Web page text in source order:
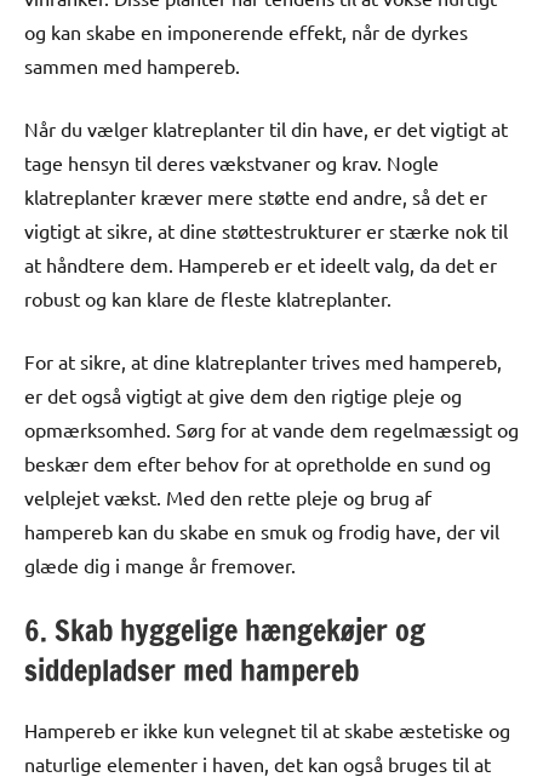
og kan skabe en imponerende effekt, når de dyrkes
sammen med hampereb.
Når du vælger klatreplanter til din have, er det vigtigt at
tage hensyn til deres vækstvaner og krav. Nogle
klatreplanter kræver mere støtte end andre, så det er
vigtigt at sikre, at dine støttestrukturer er stærke nok til
at håndtere dem. Hampereb er et ideelt valg, da det er
robust og kan klare de fleste klatreplanter.
For at sikre, at dine klatreplanter trives med hampereb,
er det også vigtigt at give dem den rigtige pleje og
opmærksomhed. Sørg for at vande dem regelmæssigt og
beskær dem efter behov for at opretholde en sund og
velplejet vækst. Med den rette pleje og brug af
hampereb kan du skabe en smuk og frodig have, der vil
glæde dig i mange år fremover.
6. Skab hyggelige hængekøjer og
siddepladser med hampereb
Hampereb er ikke kun velegnet til at skabe æstetiske og
naturlige elementer i haven, det kan også bruges til at